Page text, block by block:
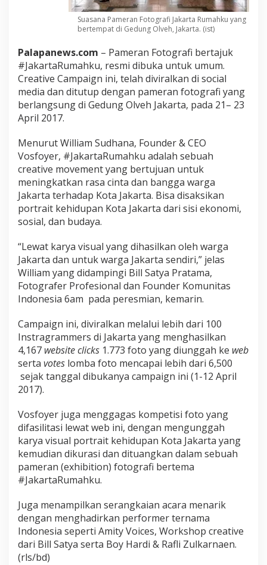
Suasana Pameran Fotografi Jakarta Rumahku yang
bertempat di Gedung Olveh, Jakarta. (ist)
Palapanews.com – Pameran Fotografi bertajuk
#JakartaRumahku, resmi dibuka untuk umum.
Creative Campaign ini, telah diviralkan di social
media dan ditutup dengan pameran fotografi yang
berlangsung di Gedung Olveh Jakarta, pada 21– 23
April 2017.
Menurut William Sudhana, Founder & CEO
Vosfoyer, #JakartaRumahku adalah sebuah
creative movement yang bertujuan untuk
meningkatkan rasa cinta dan bangga warga
Jakarta terhadap Kota Jakarta. Bisa disaksikan
portrait kehidupan Kota Jakarta dari sisi ekonomi,
sosial, dan budaya.
“Lewat karya visual yang dihasilkan oleh warga
Jakarta dan untuk warga Jakarta sendiri,” jelas
William yang didampingi Bill Satya Pratama,
Fotografer Profesional dan Founder Komunitas
Indonesia 6am pada peresmian, kemarin.
Campaign ini, diviralkan melalui lebih dari 100
Instragrammers di Jakarta yang menghasilkan
4,167 website clicks 1.773 foto yang diunggah ke web
serta votes lomba foto mencapai lebih dari 6,500
sejak tanggal dibukanya campaign ini (1-12 April
2017).
Vosfoyer juga menggagas kompetisi foto yang
difasilitasi lewat web ini, dengan mengunggah
karya visual portrait kehidupan Kota Jakarta yang
kemudian dikurasi dan dituangkan dalam sebuah
pameran (exhibition) fotografi bertema
#JakartaRumahku.
Juga menampilkan serangkaian acara menarik
dengan menghadirkan performer ternama
Indonesia seperti Amity Voices, Workshop creative
dari Bill Satya serta Boy Hardi & Rafli Zulkarnaen.
(rls/bd)